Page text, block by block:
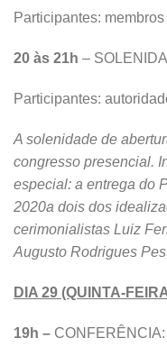
Participantes:
20 às 21h –
Participantes:
A solenidade de
congresso presencial.
especial: a entrega do
2020a dois dos
cerimonialistas Luiz
Augusto Rodrigues
DIA 29 (QUINTA-
19h –